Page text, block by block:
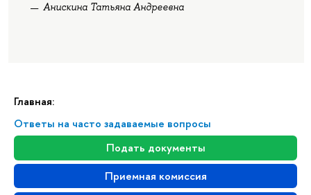
Главная:
Ответы на часто задаваемые вопросы
Подать документы
Приемная комиссия
Анискина Татьяна Андреевна